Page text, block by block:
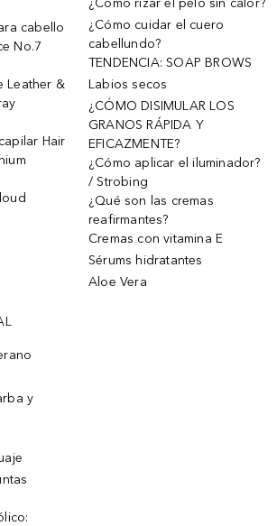
cabello
No.7
Leather &
Hair
¿Cómo rizar el pelo sin calor?
¿Cómo cuidar el cuero
cabellundo?
TENDENCIA: SOAP BROWS
Labios secos
¿CÓMO DISIMULAR LOS
GRANOS RÁPIDA Y
EFICAZMENTE?
¿Cómo aplicar el iluminador?
/ Strobing
¿Qué son las cremas
reafirmantes?
Cremas con vitamina E
Sérums hidratantes
Aloe Vera
y